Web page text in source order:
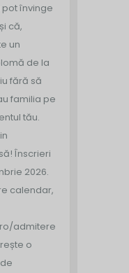
învinge
că,
un
de la
fără să
familia pe
tău.
Înscrieri
2026.
calendar,
admitere/
o